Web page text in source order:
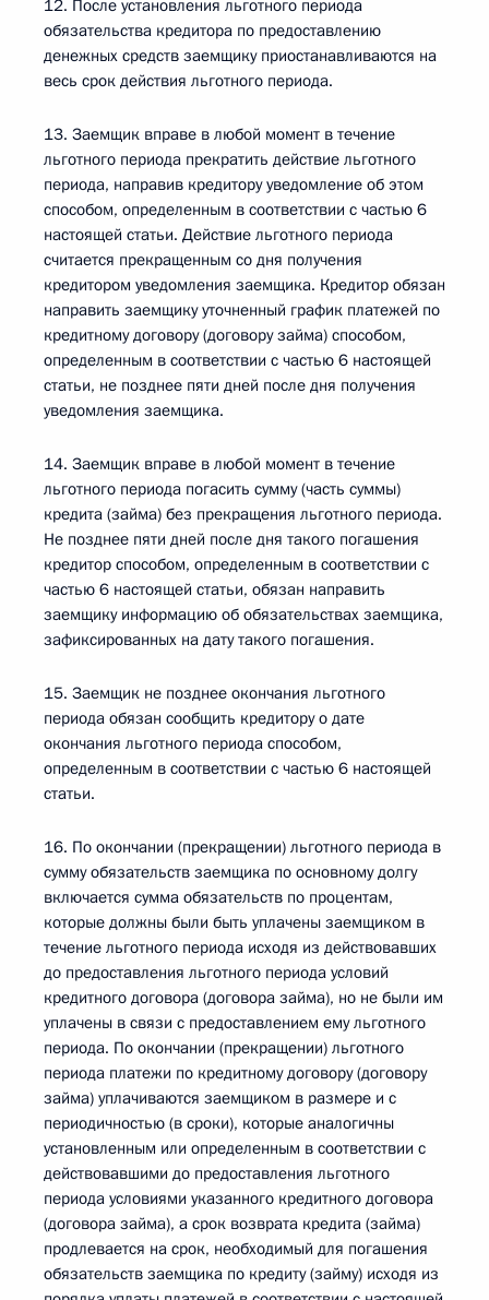
12. После установления льготного периода
обязательства кредитора по предоставлению
денежных средств заемщику приостанавливаются на
весь срок действия льготного периода.
13. Заемщик вправе в любой момент в течение
льготного периода прекратить действие льготного
периода, направив кредитору уведомление об этом
способом, определенным в соответствии с частью 6
настоящей статьи. Действие льготного периода
считается прекращенным со дня получения
кредитором уведомления заемщика. Кредитор обязан
направить заемщику уточненный график платежей по
кредитному договору (договору займа) способом,
определенным в соответствии с частью 6 настоящей
статьи, не позднее пяти дней после дня получения
уведомления заемщика.
14. Заемщик вправе в любой момент в течение
льготного периода погасить сумму (часть суммы)
кредита (займа) без прекращения льготного периода.
Не позднее пяти дней после дня такого погашения
кредитор способом, определенным в соответствии с
частью 6 настоящей статьи, обязан направить
заемщику информацию об обязательствах заемщика,
зафиксированных на дату такого погашения.
15. Заемщик не позднее окончания льготного
периода обязан сообщить кредитору о дате
окончания льготного периода способом,
определенным в соответствии с частью 6 настоящей
статьи.
16. По окончании (прекращении) льготного периода в
сумму обязательств заемщика по основному долгу
включается сумма обязательств по процентам,
которые должны были быть уплачены заемщиком в
течение льготного периода исходя из действовавших
до предоставления льготного периода условий
кредитного договора (договора займа), но не были им
уплачены в связи с предоставлением ему льготного
периода. По окончании (прекращении) льготного
периода платежи по кредитному договору (договору
займа) уплачиваются заемщиком в размере и с
периодичностью (в сроки), которые аналогичны
установленным или определенным в соответствии с
действовавшими до предоставления льготного
периода условиями указанного кредитного договора
(договора займа), а срок возврата кредита (займа)
продлевается на срок, необходимый для погашения
обязательств заемщика по кредиту (займу) исходя из